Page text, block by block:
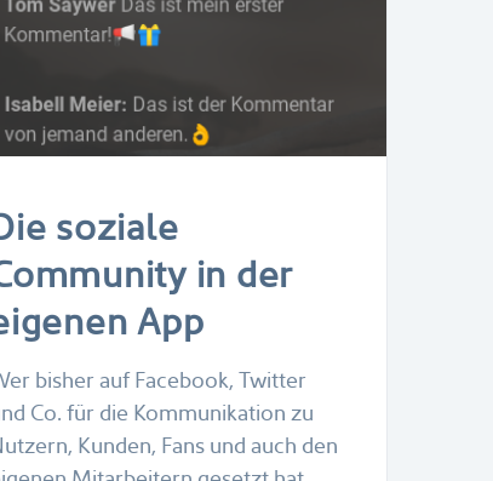
soziale
in der
App
bisher auf Facebook, Twitter
Co. für die Kommunikation zu
Kunden, Fans und auch den